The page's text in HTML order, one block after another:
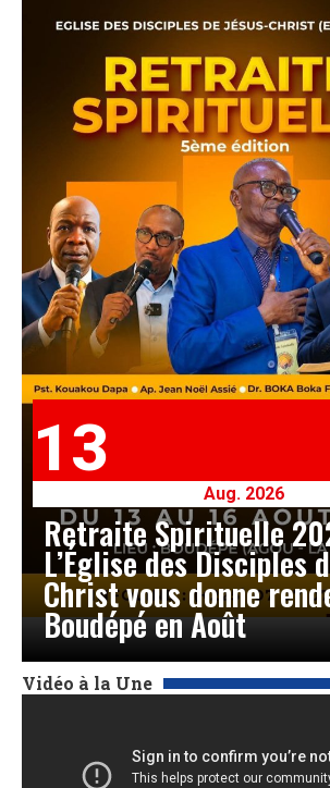
13
Aug. 2026
Retraite Spirituelle
L’Église des Disciples
Christ vous donne
Boudépé en Août
Vidéo à la Une